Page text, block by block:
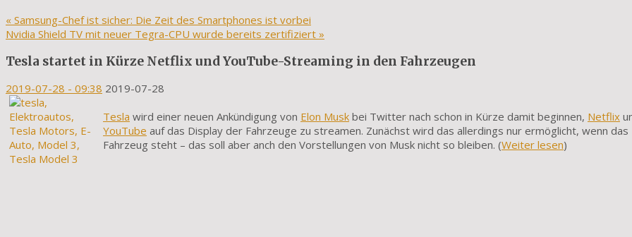
« Samsung-Chef ist sicher: Die Zeit des Smartphones ist vorbei
Nvidia Shield TV mit neuer Tegra-CPU wurde bereits zertifiziert »
Tesla startet in Kürze Netflix und YouTube-Streaming in den Fahrzeugen
2019-07-28 - 09:38 2019-07-28
Tesla wird einer neuen Ankündigung von Elon Musk bei Twitter nach schon in Kürze damit beginnen, Netflix
YouTube auf das Display der Fahrzeuge zu streamen. Zunächst wird das allerdings nur ermöglicht, wenn das
Fahrzeug steht – das soll aber anch den Vorstellungen von Musk nicht so bleiben. (Weiter lesen)